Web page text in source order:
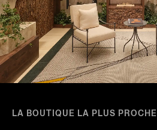
LA BOUTIQUE LA PLUS PROCHE